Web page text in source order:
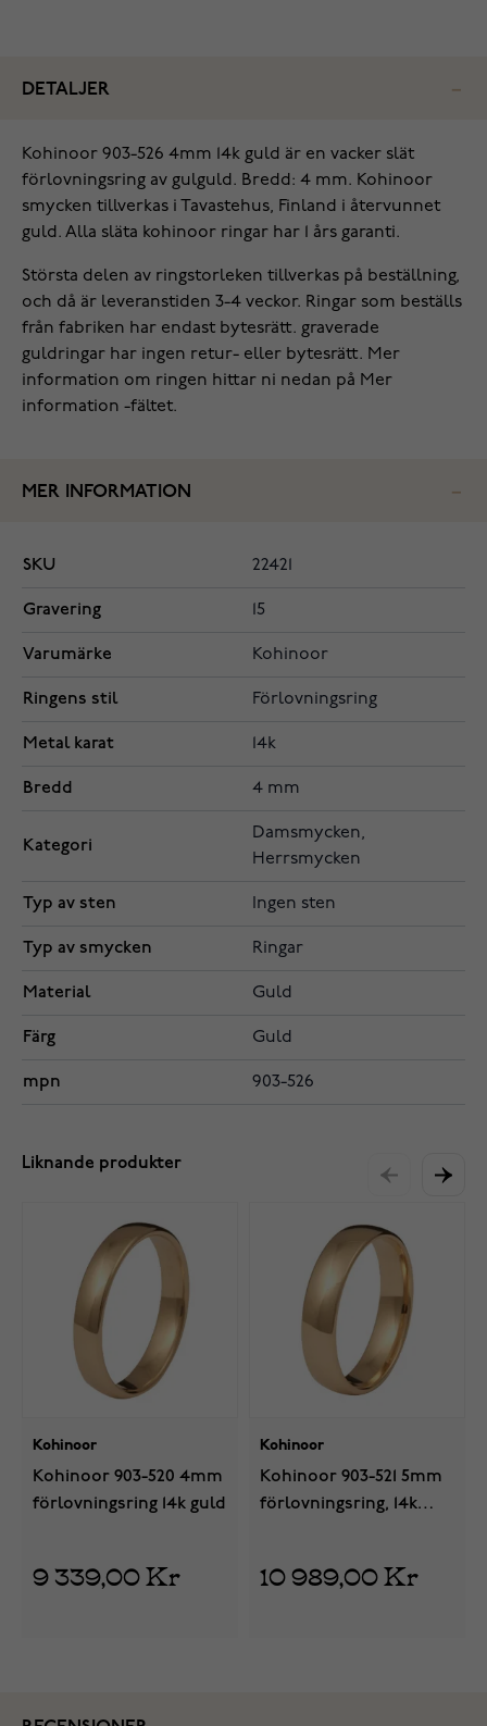
DETALJER
Kohinoor 903-526 4mm 14k guld är en vacker slät
förlovningsring av gulguld. Bredd: 4 mm. Kohinoor
smycken tillverkas i Tavastehus, Finland i återvunnet
guld. Alla släta kohinoor ringar har 1 års garanti.
Största delen av ringstorleken tillverkas på beställning,
och då är leveranstiden 3-4 veckor. Ringar som beställs
från fabriken har endast bytesrätt. graverade
guldringar har ingen retur- eller bytesrätt. Mer
information om ringen hittar ni nedan på Mer
information -fältet.
MER INFORMATION
SKU 22421
Gravering 15
Varumärke Kohinoor
Ringens stil Förlovningsring
Metal karat 14k
Bredd 4 mm
Kategori
Damsmycken,
Herrsmycken
Typ av sten Ingen sten
Typ av smycken Ringar
Material Guld
Färg Guld
mpn 903-526
Liknande produkter
Kohinoor
Kohinoor 903-520 4mm
förlovningsring 14k guld
9 339,00 Kr
Kohinoor
Kohinoor 903-521 5mm
förlovningsring, 14k
10 989,00 Kr